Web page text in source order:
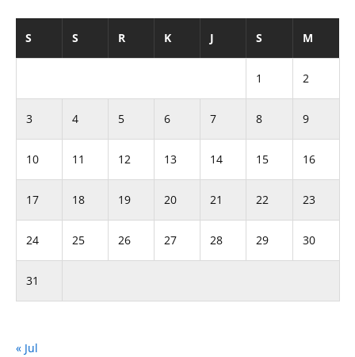
S S R K J S M
1 2
3 4 5 6 7 8 9
10 11 12 13 14 15 16
17 18 19 20 21 22 23
24 25 26 27 28 29 30
31
« Jul